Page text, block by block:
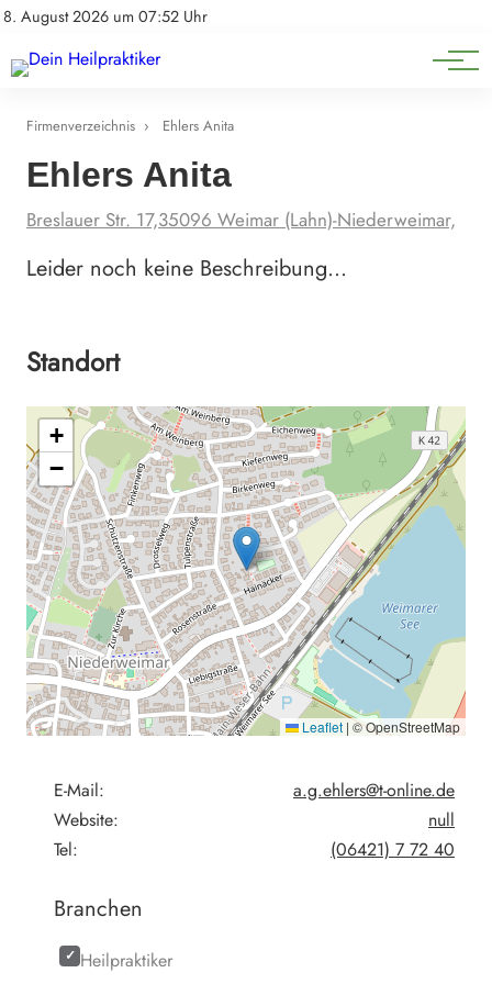
8. August 2026 um 07:52 Uhr
Impressum
Natürliche Medizin
Heilpflanzen & Kräuterkunde
Firmenverzeichnis › Ehlers Anita
Ehlers Anita
Breslauer Str. 17,35096 Weimar (Lahn)-Niederweimar,
Leider noch keine Beschreibung…
Standort
+
−
Leaflet | © OpenStreetMap
E-Mail:
a.g.ehlers@t-online.de
Website:
null
Tel:
(06421) 7 72 40
Branchen
Heilpraktiker